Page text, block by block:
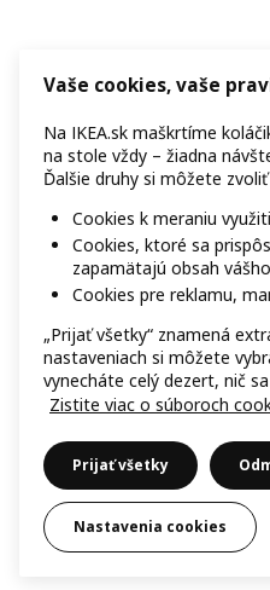
Vaše cookies, vaše
Na IKEA.sk maškrtíme
na stole vždy – žiadna
Ďalšie druhy si môžete
Cookies k meraniu
Cookies, ktoré sa
zapamätajú obsah
Cookies pre reklamu,
„Prijať všetky“ znamená
nastaveniach si môžete
vynecháte celý dezert, nič
Zistite viac o súboroch
Prijať všetky
Nastavenia cookies